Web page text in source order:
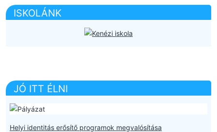
ISKOLÁNK
JÓ ITT ÉLNI
Helyi identitás erősítő programok megvalósítása